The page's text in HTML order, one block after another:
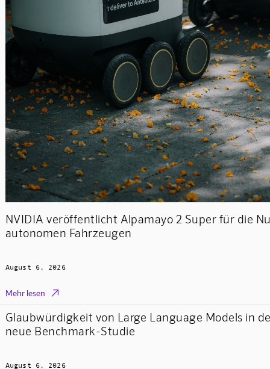
NVIDIA veröffentlicht Alpamayo 2 Super für die
autonomen Fahrzeugen
August 6, 2026
Mehr lesen 
Glaubwürdigkeit von Large Language Models in
neue Benchmark-Studie
August 6, 2026